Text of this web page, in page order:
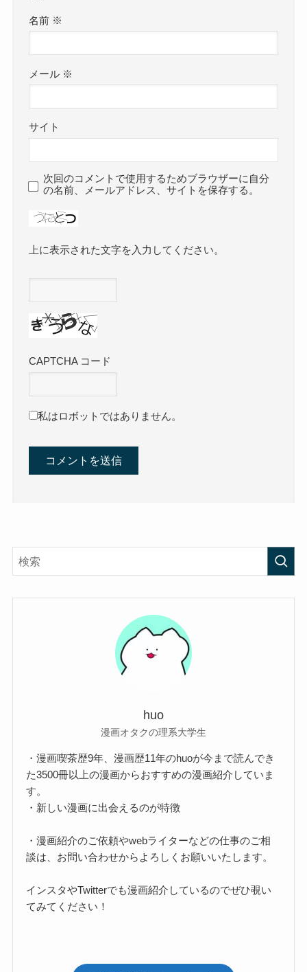
名前 ※
メール ※
サイト
次回のコメントで使用するためブラウザーに自分
の名前、メールアドレス、サイトを保存する。
上に表示された文字を入力してください。
CAPTCHA コード
私はロボットではありません。
huo
漫画オタクの理系大学生
・漫画喫茶歴9年、漫画歴11年のhuoが今まで読んでき
た3500冊以上の漫画からおすすめの漫画紹介していま
す。
・新しい漫画に出会えるのが特徴
・漫画紹介のご依頼やwebライターなどの仕事のご相
談は、お問い合わせからよろしくお願いいたします。
インスタやTwitterでも漫画紹介しているのでぜひ覗い
てみてください！